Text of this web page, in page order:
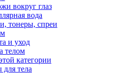
вокруг глаз
вода
тонеры, спреи
и уход
телом
категории
тела